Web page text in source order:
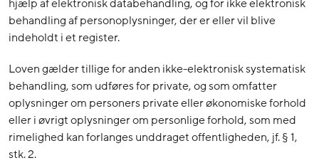
hjælp af elektronisk databehandling, og for ikke elektronisk
behandling af personoplysninger, der er eller vil blive
indeholdt i et register.
Loven gælder tillige for anden ikke-elektronisk systematisk
behandling, som udføres for private, og som omfatter
oplysninger om personers private eller økonomiske forhold
eller i øvrigt oplysninger om personlige forhold, som med
rimelighed kan forlanges unddraget offentligheden, jf. § 1,
stk. 2.